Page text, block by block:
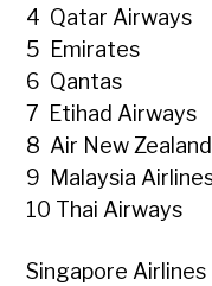
4 Qatar Airways
5 Emirates
6 Qantas
7 Etihad Airways
8 Air New Zealand
9 Malaysia
10 Thai Airways
Singapore Airlines